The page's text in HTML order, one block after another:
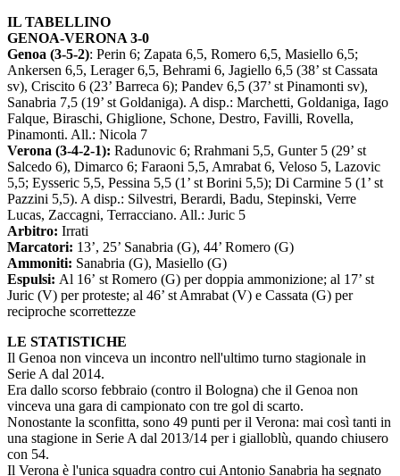
IL TABELLINO
GENOA-VERONA 3-0
Genoa (3-5-2): Perin 6; Zapata 6,5, Romero 6,5, Masiello 6,5;
Ankersen 6,5, Lerager 6,5, Behrami 6, Jagiello 6,5 (38’ st Cassata
sv), Criscito 6 (23’ Barreca 6); Pandev 6,5 (37’ st Pinamonti sv),
Sanabria 7,5 (19’ st Goldaniga). A disp.: Marchetti, Goldaniga, Iago
Falque, Biraschi, Ghiglione, Schone, Destro, Favilli, Rovella,
Pinamonti. All.: Nicola 7
Verona (3-4-2-1): Radunovic 6; Rrahmani 5,5, Gunter 5 (29’ st
Salcedo 6), Dimarco 6; Faraoni 5,5, Amrabat 6, Veloso 5, Lazovic
5,5; Eysseric 5,5, Pessina 5,5 (1’ st Borini 5,5); Di Carmine 5 (1’ st
Pazzini 5,5). A disp.: Silvestri, Berardi, Badu, Stepinski, Verre
Lucas, Zaccagni, Terracciano. All.: Juric 5
Arbitro: Irrati
Marcatori: 13’, 25’ Sanabria (G), 44’ Romero (G)
Ammoniti: Sanabria (G), Masiello (G)
Espulsi: Al 16’ st Romero (G) per doppia ammonizione; al 17’ st
Juric (V) per proteste; al 46’ st Amrabat (V) e Cassata (G) per
reciproche scorrettezze
LE STATISTICHE
Il Genoa non vinceva un incontro nell'ultimo turno stagionale in
Serie A dal 2014.
Era dallo scorso febbraio (contro il Bologna) che il Genoa non
vinceva una gara di campionato con tre gol di scarto.
Nonostante la sconfitta, sono 49 punti per il Verona: mai così tanti in
una stagione in Serie A dal 2013/14 per i gialloblù, quando chiusero
con 54.
Il Verona è l'unica squadra contro cui Antonio Sanabria ha segnato